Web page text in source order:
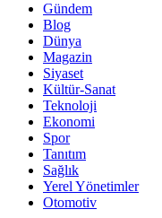
Gündem
Blog
Dünya
Magazin
Siyaset
Kültür-Sanat
Teknoloji
Ekonomi
Spor
Tanıtım
Sağlık
Yerel Yönetimler
Otomotiv